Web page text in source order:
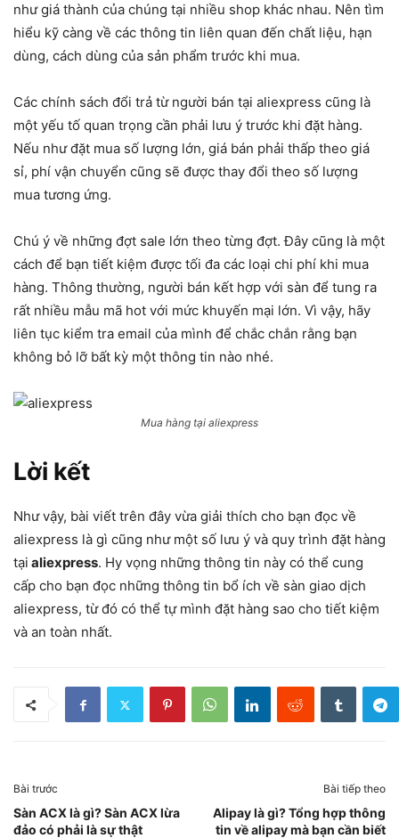
như giá thành của chúng tại nhiều shop khác nhau. Nên tìm
hiểu kỹ càng về các thông tin liên quan đến chất liệu, hạn
dùng, cách dùng của sản phẩm trước khi mua.
Các chính sách đổi trả từ người bán tại aliexpress cũng là
một yếu tố quan trọng cần phải lưu ý trước khi đặt hàng.
Nếu như đặt mua số lượng lớn, giá bán phải thấp theo giá
sỉ, phí vận chuyển cũng sẽ được thay đổi theo số lượng
mua tương ứng.
Chú ý về những đợt sale lớn theo từng đợt. Đây cũng là một
cách để bạn tiết kiệm được tối đa các loại chi phí khi mua
hàng. Thông thường, người bán kết hợp với sàn để tung ra
rất nhiều mẫu mã hot với mức khuyến mại lớn. Vì vậy, hãy
liên tục kiểm tra email của mình để chắc chắn rằng bạn
không bỏ lỡ bất kỳ một thông tin nào nhé.
Mua hàng tại aliexpress
Lời kết
Như vậy, bài viết trên đây vừa giải thích cho bạn đọc về
aliexpress là gì cũng như một số lưu ý và quy trình đặt hàng
tại aliexpress. Hy vọng những thông tin này có thể cung
cấp cho bạn đọc những thông tin bổ ích về sàn giao dịch
aliexpress, từ đó có thể tự mình đặt hàng sao cho tiết kiệm
và an toàn nhất.
Bài trước
Sàn ACX là gì? Sàn ACX lừa
đảo có phải là sự thật
Bài tiếp theo
Alipay là gì? Tổng hợp thông
tin về alipay mà bạn cần biết